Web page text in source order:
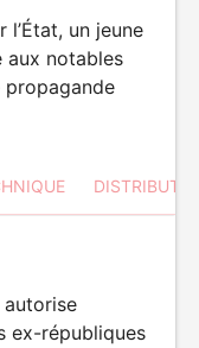
un jeune
aux notables
propagande
autorise
ex-républiques